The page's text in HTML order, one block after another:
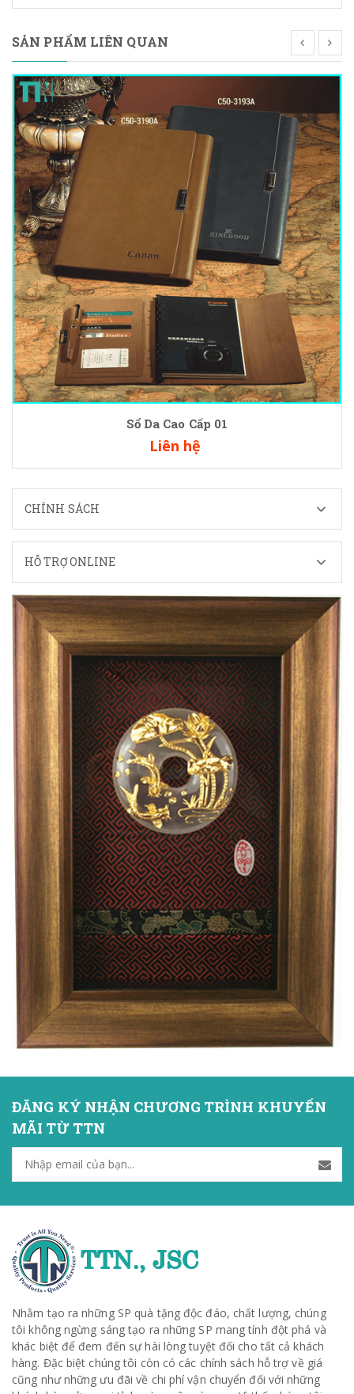
SẢN PHẨM LIÊN QUAN
Sổ Da Cao Cấp 01
Liên hệ
CHÍNH SÁCH
HỖ TRỢ ONLINE
ĐĂNG KÝ NHẬN CHƯƠNG TRÌNH KHUYẾN
MÃI TỪ TTN
Nhằm tạo ra những SP quà tặng độc đáo, chất lượng, chúng
tôi không ngừng sáng tạo ra những SP mang tính đột phá và
khác biệt để đem đến sự hài lòng tuyệt đối cho tất cả khách
hàng. Đặc biệt chúng tôi còn có các chính sách hỗ trợ về giá
cũng như những ưu đãi về chi phí vận chuyển đối với những